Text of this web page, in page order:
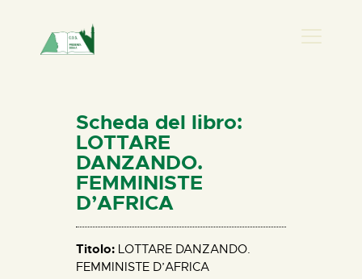
HOME
CHI SIAMO
NEWS
PERCORSI
BIBLIOTECA
ELISA SALERNO
CONTATTI
Scheda del libro:
LOTTARE
DANZANDO.
FEMMINISTE
D’AFRICA
Titolo: LOTTARE DANZANDO.
FEMMINISTE D’AFRICA